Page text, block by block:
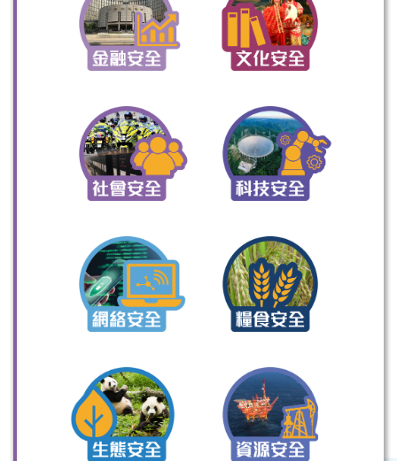
掃一掃關注我們的社交媒體，緊貼最新資訊！
微信 小紅書